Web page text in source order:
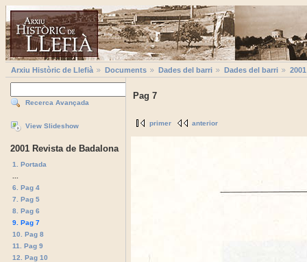
Arxiu Històric de Llefià Documents Dades del barri Dades del barri
Recerca Avançada
View Slideshow
2001 Revista de Badalona
1. Portada
6. Pag 4
7. Pag 5
8. Pag 6
9. Pag 7
10. Pag 8
11. Pag 9
12. Pag 10
Pag 7
primer anterior